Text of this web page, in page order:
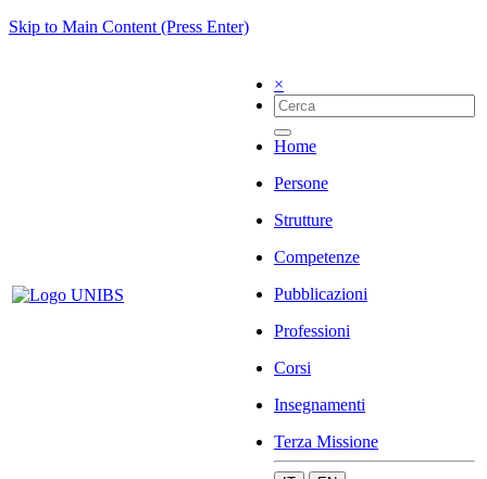
Skip to Main Content (Press Enter)
×
Home
Persone
Strutture
Competenze
Pubblicazioni
Professioni
Corsi
Insegnamenti
Terza Missione